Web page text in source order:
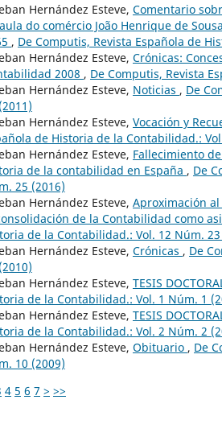
Hernández Esteve, Comentario
do comércio João Henrique de
, De Computis, Revista Española de
Hernández Esteve, Crónicas:
2008 , De Computis, Revista
Hernández Esteve, Noticias , De
Hernández Esteve, Vocación y
de Historia de la Contabilidad.:
Hernández Esteve, Fallecimiento
de la contabilidad en España , De
25 (2016)
Hernández Esteve, Aproximación
de la Contabilidad como
de la Contabilidad.: Vol. 12 Núm. 23
Hernández Esteve, Crónicas , De
Hernández Esteve, TESIS
de la Contabilidad.: Vol. 1 Núm. 1
Hernández Esteve, TESIS
de la Contabilidad.: Vol. 2 Núm. 2
Hernández Esteve, Obituario , De
10 (2009)
4 5 6 7 > >>